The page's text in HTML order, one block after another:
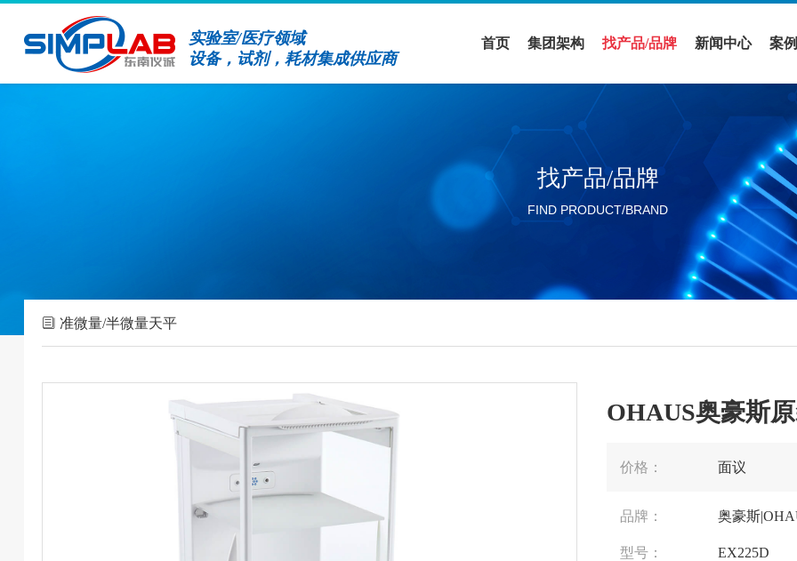
实验室/医疗领域
设备，试剂，耗材集成供应商
首页 集团架构
实验室设备领域
找产品/品牌 新闻中心
公司新闻
活动展会
行业新闻
分公司新闻
案
案
解
找产品/品牌
FIND PRODUCT/BRAND
准微量/半微量天平
OHAUS奥豪斯
价格： 面议
品牌： 奥豪斯
型号： EX225D